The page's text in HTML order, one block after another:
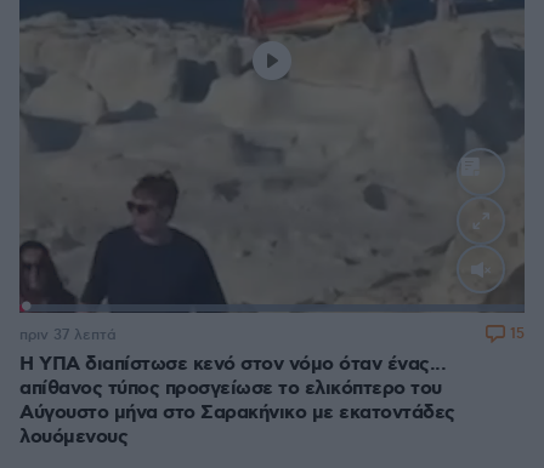
:
Η ΥΠΑ διαπίστωσε κενό στον νόμο όταν ένας...
απίθανος τύπος προσγείωσε το ελικόπτερο του
Αύγουστο μήνα στο Σαρακήνικο με εκατοντάδες
λουόμενους
πριν 37 λεπτά 15